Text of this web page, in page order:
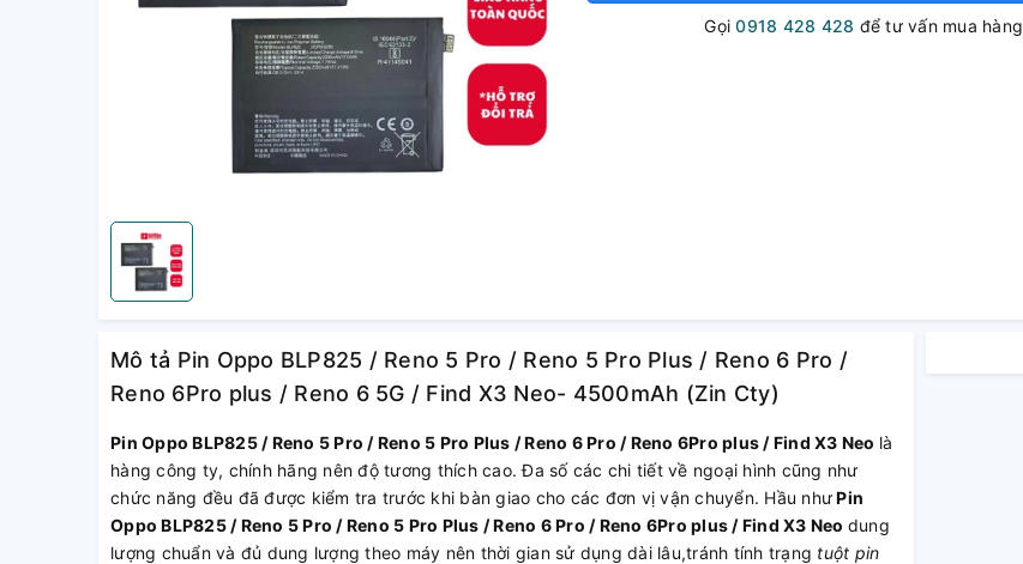
Gọi0918 428 428 để tư vấn mua hàng
Mô tả Pin Oppo BLP825 / Reno 5 Pro / Reno 5 Pro Plus / Reno 6 Pro /
Reno 6Pro plus / Reno 6 5G / Find X3 Neo- 4500mAh (Zin Cty)
Pin Oppo BLP825 / Reno 5 Pro / Reno 5 Pro Plus / Reno 6 Pro / Reno 6Pro plus / Find X3 Neo là
hàng công ty, chính hãng nên độ tương thích cao. Đa số các chi tiết về ngoại hình cũng như
chức năng đều đã được kiểm tra trước khi bàn giao cho các đơn vị vận chuyển. Hầu nhưPin
Oppo BLP825 / Reno 5 Pro / Reno 5 Pro Plus / Reno 6 Pro / Reno 6Pro plus / Find X3 Neo dung
lượng chuẩn và đủ dung lượng theo máy nên thời gian sử dụng dài lâu,tránh tính trạng tuột pin